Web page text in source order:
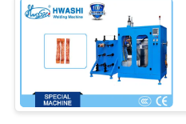
DEMANDEZ
UNE
CITATION